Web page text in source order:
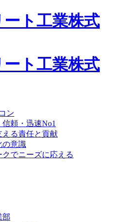
ン
頼・迅速No1
える責任と貢献
の意識
でニーズに応える
部